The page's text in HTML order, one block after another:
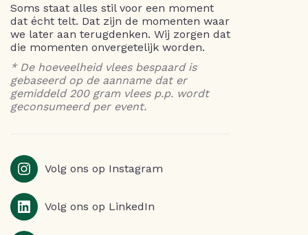
Soms staat alles stil voor een moment
dat écht telt. Dat zijn de momenten waar
we later aan terugdenken. Wij zorgen dat
die momenten onvergetelijk worden.
* De hoeveelheid vlees bespaard is
gebaseerd op de aanname dat er
gemiddeld 200 gram vlees p.p. wordt
geconsumeerd per event.
Volg ons op Instagram
Volg ons op LinkedIn